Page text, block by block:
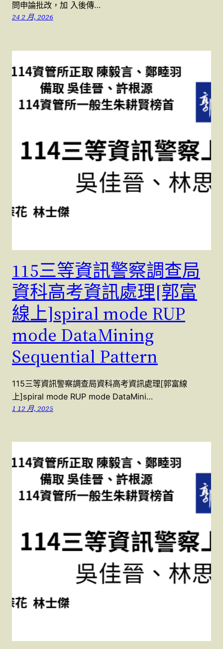
問申論批改，加 入後傳…
24 2 月, 2026
115三等資訊警察調查局
資科高考資訊處理[郭富
線上]spiral mode RUP
mode DataMining
Sequential Pattern
115三等資訊警察調查局資科高考資訊處理[郭富線
上]spiral mode RUP mode DataMini…
1 12 月, 2025